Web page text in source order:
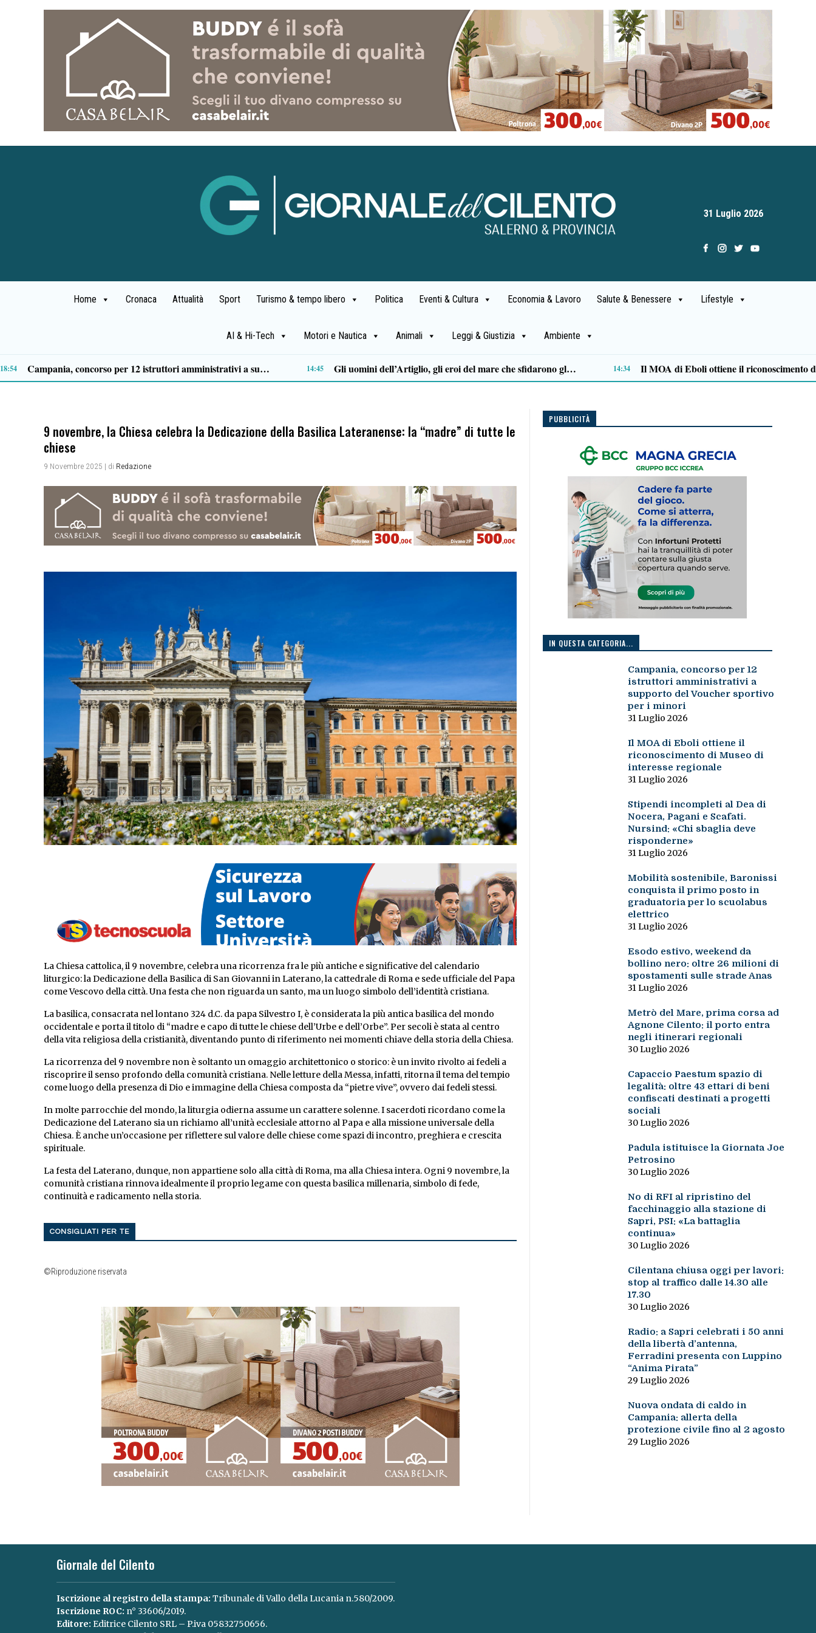
31 Luglio 2026
Home Cronaca Attualità Sport Turismo & tempo libero Politica Eventi & Cultura Economia & Lavoro Salute & Benessere Lifestyle
AI & Hi-Tech Motori e Nautica Animali Leggi & Giustizia Ambiente
12:29 Stipendi incompleti al Dea di Nocera, Pagani e Scafati. Nursind: «Chi sbaglia deve risponderne» 12:08 Alta formazione e lavoro: la Regione approva il Piano degli strumenti finanziari per l’occupazione 11:47
9 novembre, la Chiesa celebra la Dedicazione della Basilica Lateranense: la “madre” di tutte le
chiese
9 Novembre 2025 | di Redazione
La Chiesa cattolica, il 9 novembre, celebra una ricorrenza fra le più antiche e significative del calendario
liturgico: la Dedicazione della Basilica di San Giovanni in Laterano, la cattedrale di Roma e sede ufficiale del Papa
come Vescovo della città. Una festa che non riguarda un santo, ma un luogo simbolo dell’identità cristiana.
La basilica, consacrata nel lontano 324 d.C. da papa Silvestro I, è considerata la più antica basilica del mondo
occidentale e porta il titolo di “madre e capo di tutte le chiese dell’Urbe e dell’Orbe”. Per secoli è stata al centro
della vita religiosa della cristianità, diventando punto di riferimento nei momenti chiave della storia della Chiesa.
La ricorrenza del 9 novembre non è soltanto un omaggio architettonico o storico: è un invito rivolto ai fedeli a
riscoprire il senso profondo della comunità cristiana. Nelle letture della Messa, infatti, ritorna il tema del tempio
come luogo della presenza di Dio e immagine della Chiesa composta da “pietre vive”, ovvero dai fedeli stessi.
In molte parrocchie del mondo, la liturgia odierna assume un carattere solenne. I sacerdoti ricordano come la
Dedicazione del Laterano sia un richiamo all’unità ecclesiale attorno al Papa e alla missione universale della
Chiesa. È anche un’occasione per riflettere sul valore delle chiese come spazi di incontro, preghiera e crescita
spirituale.
La festa del Laterano, dunque, non appartiene solo alla città di Roma, ma alla Chiesa intera. Ogni 9 novembre, la
comunità cristiana rinnova idealmente il proprio legame con questa basilica millenaria, simbolo di fede,
continuità e radicamento nella storia.
CONSIGLIATI PER TE
©Riproduzione riservata
PUBBLICITÀ
IN QUESTA CATEGORIA...
Campania, concorso per 12
istruttori amministrativi a
supporto del Voucher sportivo
per i minori
31 Luglio 2026
Il MOA di Eboli ottiene il
riconoscimento di Museo di
interesse regionale
31 Luglio 2026
Stipendi incompleti al Dea di
Nocera, Pagani e Scafati.
Nursind: «Chi sbaglia deve
risponderne»
31 Luglio 2026
Mobilità sostenibile, Baronissi
conquista il primo posto in
graduatoria per lo scuolabus
elettrico
31 Luglio 2026
Esodo estivo, weekend da
bollino nero: oltre 26 milioni di
spostamenti sulle strade Anas
31 Luglio 2026
Metrò del Mare, prima corsa ad
Agnone Cilento: il porto entra
negli itinerari regionali
30 Luglio 2026
Capaccio Paestum spazio di
legalità: oltre 43 ettari di beni
confiscati destinati a progetti
sociali
30 Luglio 2026
Padula istituisce la Giornata Joe
Petrosino
30 Luglio 2026
No di RFI al ripristino del
facchinaggio alla stazione di
Sapri, PSI: «La battaglia
continua»
30 Luglio 2026
Cilentana chiusa oggi per lavori:
stop al traffico dalle 14.30 alle
17.30
30 Luglio 2026
Radio: a Sapri celebrati i 50 anni
della libertà d’antenna,
Ferradini presenta con Luppino
“Anima Pirata”
29 Luglio 2026
Nuova ondata di caldo in
Campania: allerta della
protezione civile fino al 2 agosto
29 Luglio 2026
Giornale del Cilento
Iscrizione al registro della stampa: Tribunale di Vallo della Lucania n.580/2009.
Iscrizione ROC: n° 33606/2019.
Editore: Editrice Cilento SRL – P.iva 05832750656.